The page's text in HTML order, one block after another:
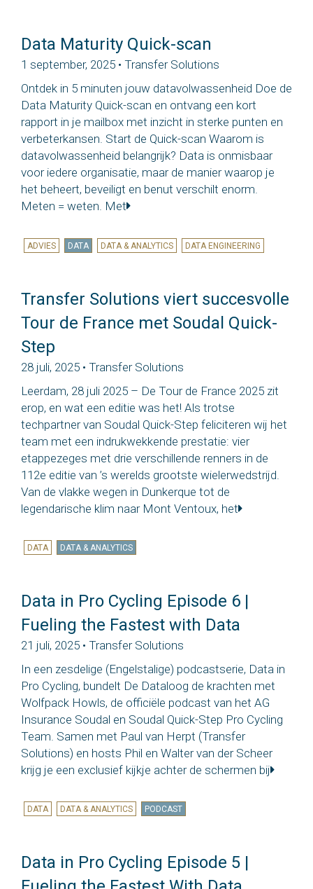
Data Maturity Quick-scan
1 september, 2025 • Transfer Solutions
Ontdek in 5 minuten jouw datavolwassenheid Doe de
Data Maturity Quick-scan en ontvang een kort
rapport in je mailbox met inzicht in sterke punten en
verbeterkansen. Start de Quick-scan Waarom is
datavolwassenheid belangrijk? Data is onmisbaar
voor iedere organisatie, maar de manier waarop je
het beheert, beveiligt en benut verschilt enorm.
Meten = weten. Met
ADVIES DATA DATA & ANALYTICS DATA ENGINEERING
Transfer Solutions viert succesvolle
Tour de France met Soudal Quick-
Step
28 juli, 2025 • Transfer Solutions
Leerdam, 28 juli 2025 – De Tour de France 2025 zit
erop, en wat een editie was het! Als trotse
techpartner van Soudal Quick-Step feliciteren wij het
team met een indrukwekkende prestatie: vier
etappezeges met drie verschillende renners in de
112e editie van ’s werelds grootste wielerwedstrijd.
Van de vlakke wegen in Dunkerque tot de
legendarische klim naar Mont Ventoux, het
DATA DATA & ANALYTICS
Data in Pro Cycling Episode 6 |
Fueling the Fastest with Data
21 juli, 2025 • Transfer Solutions
In een zesdelige (Engelstalige) podcastserie, Data in
Pro Cycling, bundelt De Dataloog de krachten met
Wolfpack Howls, de officiële podcast van het AG
Insurance Soudal en Soudal Quick-Step Pro Cycling
Team. Samen met Paul van Herpt (Transfer
Solutions) en hosts Phil en Walter van der Scheer
krijg je een exclusief kijkje achter de schermen bij
DATA DATA & ANALYTICS PODCAST
Data in Pro Cycling Episode 5 |